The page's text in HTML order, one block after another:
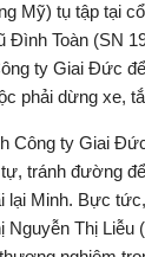
Mỹ) tụ tập tại
Đình Toàn (SN
ty Giai Đức
phải dừng xe,
Công ty Giai
tránh đường
Minh. Bực
Thị Liễu